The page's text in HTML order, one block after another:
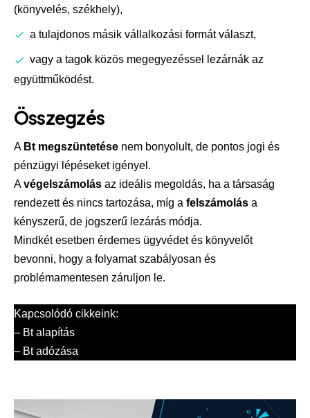
(könyvelés, székhely),
a tulajdonos másik vállalkozási formát választ,
vagy a tagok közös megegyezéssel lezárnák az
együttműködést.
Összegzés
A Bt megszüntetése nem bonyolult, de pontos jogi és
pénzügyi lépéseket igényel.
Avégelszámolás az ideális megoldás, ha a társaság
rendezett és nincs tartozása, míg a felszámolás a
kényszerű, de jogszerű lezárás módja.
Mindkét esetben érdemes ügyvédet és könyvelőt
bevonni, hogy a folyamat szabályosan és
problémamentesen záruljon le.
Kapcsolódó cikkeink:
– Bt alapítás
– Bt adózása